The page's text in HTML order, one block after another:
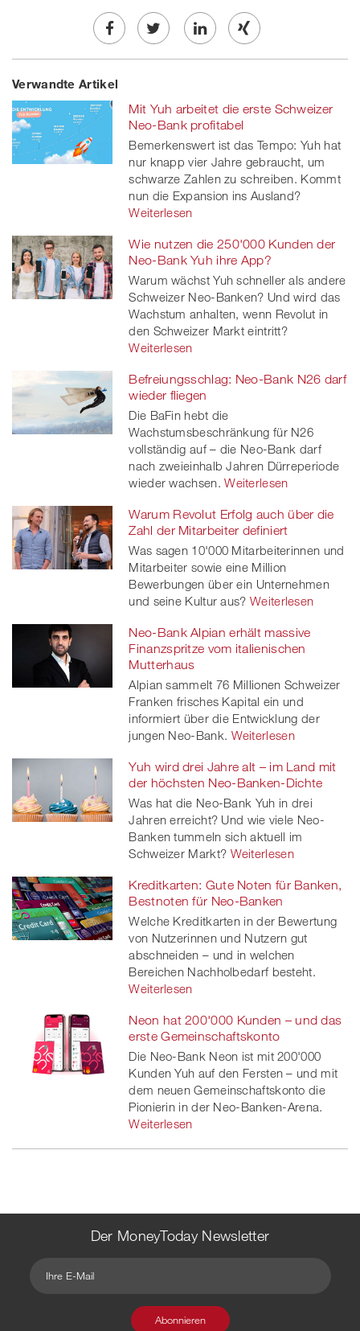
Share
on
Facebook
Twe
on
twitt
er
Share
linkedin
Share
Xing
Verwandte Artikel
Mit Yuh arbeitet die erste Schweizer
Neo-Bank profitabel
Bemerkenswert ist das Tempo: Yuh hat
nur knapp vier Jahre gebraucht, um
schwarze Zahlen zu schreiben. Kommt
nun die Expansion ins Ausland?
Weiterlesen
Wie nutzen die 250'000 Kunden der
Neo-Bank Yuh ihre App?
Warum wächst Yuh schneller als andere
Schweizer Neo-Banken? Und wird das
Wachstum anhalten, wenn Revolut in
den Schweizer Markt eintritt?
Weiterlesen
Befreiungsschlag: Neo-Bank N26 darf
wieder fliegen
Die BaFin hebt die
Wachstumsbeschränkung für N26
vollständig auf – die Neo-Bank darf
nach zweieinhalb Jahren Dürreperiode
wieder wachsen. Weiterlesen
Warum Revolut Erfolg auch über die
Zahl der Mitarbeiter definiert
Was sagen 10'000 Mitarbeiterinnen und
Mitarbeiter sowie eine Million
Bewerbungen über ein Unternehmen
und seine Kultur aus? Weiterlesen
Neo-Bank Alpian erhält massive
Finanzspritze vom italienischen
Mutterhaus
Alpian sammelt 76 Millionen Schweizer
Franken frisches Kapital ein und
informiert über die Entwicklung der
jungen Neo-Bank. Weiterlesen
Yuh wird drei Jahre alt – im Land mit
der höchsten Neo-Banken-Dichte
Was hat die Neo-Bank Yuh in drei
Jahren erreicht? Und wie viele Neo-
Banken tummeln sich aktuell im
Schweizer Markt? Weiterlesen
Kreditkarten: Gute Noten für Banken,
Bestnoten für Neo-Banken
Welche Kreditkarten in der Bewertung
von Nutzerinnen und Nutzern gut
abschneiden – und in welchen
Bereichen Nachholbedarf besteht.
Weiterlesen
Neon hat 200'000 Kunden – und das
erste Gemeinschaftskonto
Die Neo-Bank Neon ist mit 200'000
Kunden Yuh auf den Fersten – und mit
dem neuen Gemeinschaftskonto die
Pionierin in der Neo-Banken-Arena.
Weiterlesen
Der MoneyToday Newsletter